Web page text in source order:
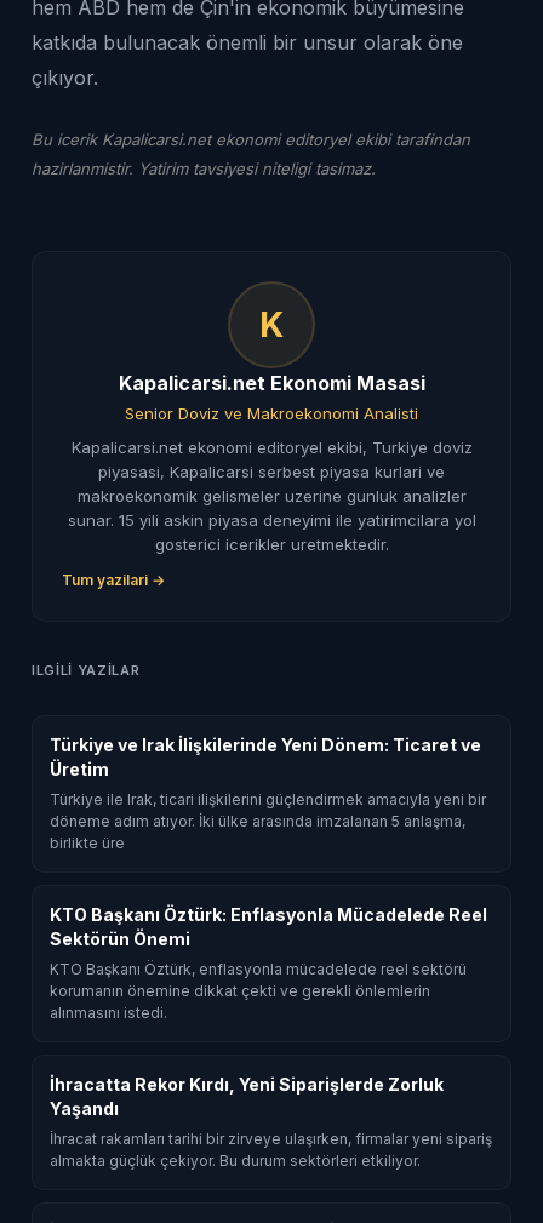
hem ABD hem de Çin'in ekonomik büyümesine
katkıda bulunacak önemli bir unsur olarak öne
çıkıyor.
Bu icerik Kapalicarsi.net ekonomi editoryel ekibi tarafindan
hazirlanmistir. Yatirim tavsiyesi niteligi tasimaz.
K
Kapalicarsi.net Ekonomi Masasi
Senior Doviz ve Makroekonomi Analisti
Kapalicarsi.net ekonomi editoryel ekibi, Turkiye doviz
piyasasi, Kapalicarsi serbest piyasa kurlari ve
makroekonomik gelismeler uzerine gunluk analizler
sunar. 15 yili askin piyasa deneyimi ile yatirimcilara yol
gosterici icerikler uretmektedir.
Tum yazilari →
ILGILI YAZILAR
Türkiye ve Irak İlişkilerinde Yeni Dönem: Ticaret ve
Üretim
Türkiye ile Irak, ticari ilişkilerini güçlendirmek amacıyla yeni bir
döneme adım atıyor. İki ülke arasında imzalanan 5 anlaşma,
birlikte üre
KTO Başkanı Öztürk: Enflasyonla Mücadelede Reel
Sektörün Önemi
KTO Başkanı Öztürk, enflasyonla mücadelede reel sektörü
korumanın önemine dikkat çekti ve gerekli önlemlerin
alınmasını istedi.
İhracatta Rekor Kırdı, Yeni Siparişlerde Zorluk
Yaşandı
İhracat rakamları tarihi bir zirveye ulaşırken, firmalar yeni sipariş
almakta güçlük çekiyor. Bu durum sektörleri etkiliyor.